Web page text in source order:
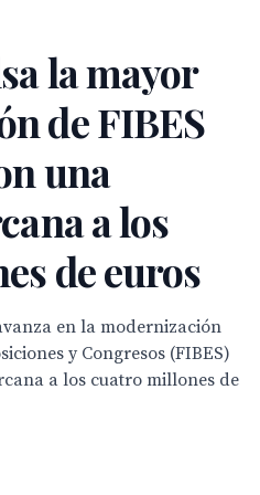
la mayor
de FIBES
una
a los
de euros
en la modernización
y Congresos (FIBES)
a los cuatro millones de